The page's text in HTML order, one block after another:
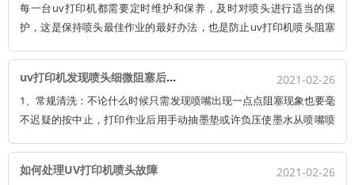
每一台uv打印机都需要定时维护和保养，及时对喷头进行适当的保
护，这是保持喷头最佳作业的最好办法，也是防止uv打印机喷头阻塞
一个喷头动辄几万。 有时喷头阻塞无法出墨，只需要我们简单清洗，
就可以使其正常运行。
uv打印机发现喷头细微阻塞后的处理办法 2021-02-26
1、常规清洗：不论什么时候只需发现喷嘴出现一点点阻塞现象也要毫
不迟疑的按中止，打印作业后用手动抽墨垫或许负压使墨水从喷嘴喷
留墨水。留意：使用手动气泵时切勿用力过猛，否则会因压力过大而
损坏喷头。
如何处理UV打印机喷头故障 2021-02-26